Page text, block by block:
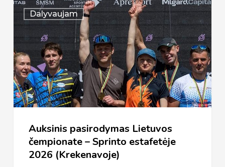
Dalyvaujam
Auksinis
pasirodymas
Lietuvos
čempionate
–
Sprinto
estafetėje
(Krekenavoje)
Auksinis pasirodymas Lietuvos
čempionate – Sprinto estafetėje
2026 (Krekenavoje)